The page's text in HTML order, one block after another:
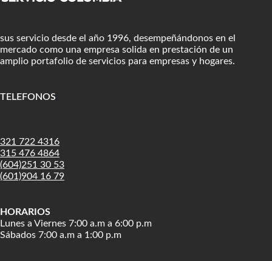
sus servicio desde el año 1996, desempeñándonos en el
mercado como una empresa solida en prestación de un
amplio portafolio de servicios para empresas y hogares.
TELEFONOS
321 722 4316
315 476 4864
(604)251 30 53
(601)904 16 79
HORARIOS
Lunes a Viernes 7:00 a.m a 6:00 p.m
Sábados 7:00 a.m a 1:00 p.m